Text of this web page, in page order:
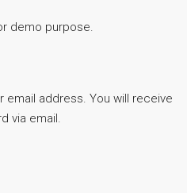
demo purpose.
email address. You will receive
via email.